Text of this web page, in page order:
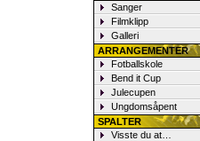
Sanger
Filmklipp
Galleri
ARRANGEMENTER
Fotballskole
Bend it Cup
Julecupen
Ungdomsåpent
SPALTER
Visste du at…